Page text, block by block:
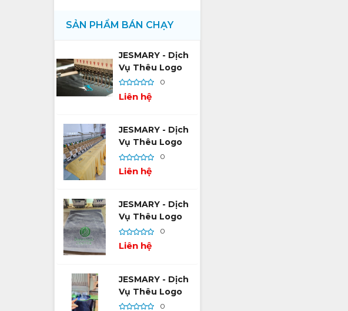
SẢN PHẨM BÁN CHẠY
JESMARY - Dịch
Vụ Thêu Logo
Theo Yêu Cầu –
Vũ Khí Xây Dựng
Thương Hiệu Bền
0
Liên hệ
JESMARY - Dịch
Vụ Thêu Logo
Theo Yêu Cầu –
Hướng Dẫn Chi
Tiết Từ A Đến Z
0
Liên hệ
JESMARY - Dịch
Vụ Thêu Logo
Theo Yêu Cầu –
Tối Ưu Thương
Hiệu, Tăng Nhận
0
Liên hệ
JESMARY - Dịch
Vụ Thêu Logo
Theo Yêu Cầu –
0